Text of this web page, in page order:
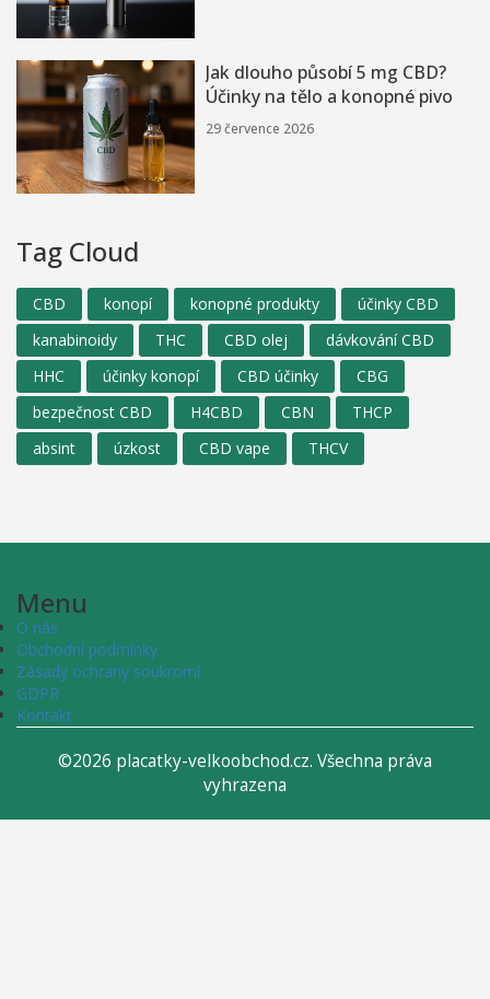
Jak dlouho působí 5 mg CBD?
Účinky na tělo a konopné pivo
29 července 2026
Tag Cloud
CBD konopí konopné produkty
účinky CBD
kanabinoidy
THC CBD olej
dávkování CBD
HHC
účinky konopí CBD účinky
CBG
bezpečnost CBD
H4CBD CBN
THCP
absint
úzkost CBD vape THCV
Menu
O nás
Obchodní podmínky
Zásady ochrany soukromí
GDPR
Kontakt
©2026 placatky-velkoobchod.cz. Všechna práva
vyhrazena